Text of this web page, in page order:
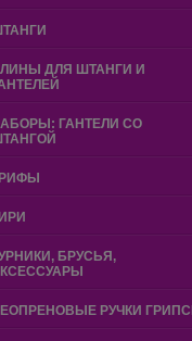
ДЛЯ ШТАНГИ И
ГАНТЕЛИ СО
БРУСЬЯ,
РУЧКИ